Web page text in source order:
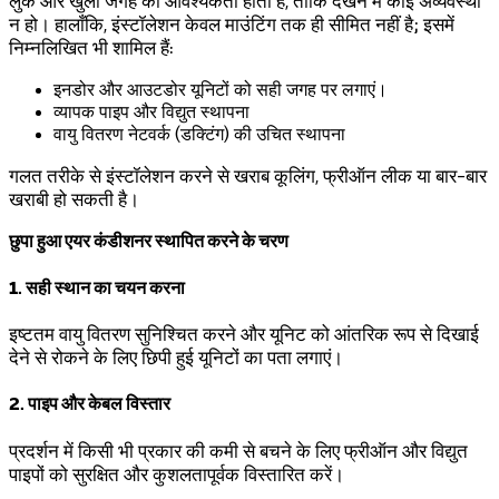
न हो। हालाँकि, इंस्टॉलेशन केवल माउंटिंग तक ही सीमित नहीं है; इसमें
निम्नलिखित भी शामिल हैं:
इनडोर और आउटडोर यूनिटों को सही जगह पर लगाएं।
व्यापक पाइप और विद्युत स्थापना
वायु वितरण नेटवर्क (डक्टिंग) की उचित स्थापना
गलत तरीके से इंस्टॉलेशन करने से खराब कूलिंग, फ्रीऑन लीक या बार-बार
खराबी हो सकती है।
छुपा हुआ एयर कंडीशनर स्थापित करने के चरण
1. सही स्थान का चयन करना
इष्टतम वायु वितरण सुनिश्चित करने और यूनिट को आंतरिक रूप से दिखाई
देने से रोकने के लिए छिपी हुई यूनिटों का पता लगाएं।
2. पाइप और केबल विस्तार
प्रदर्शन में किसी भी प्रकार की कमी से बचने के लिए फ्रीऑन और विद्युत
पाइपों को सुरक्षित और कुशलतापूर्वक विस्तारित करें।